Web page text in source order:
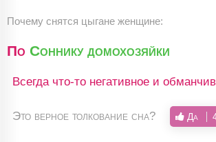
Почему снятся цыгане женщине:
По Соннику домохозяйки
Всегда что-то негативное и
Это верное толкование сна? Да